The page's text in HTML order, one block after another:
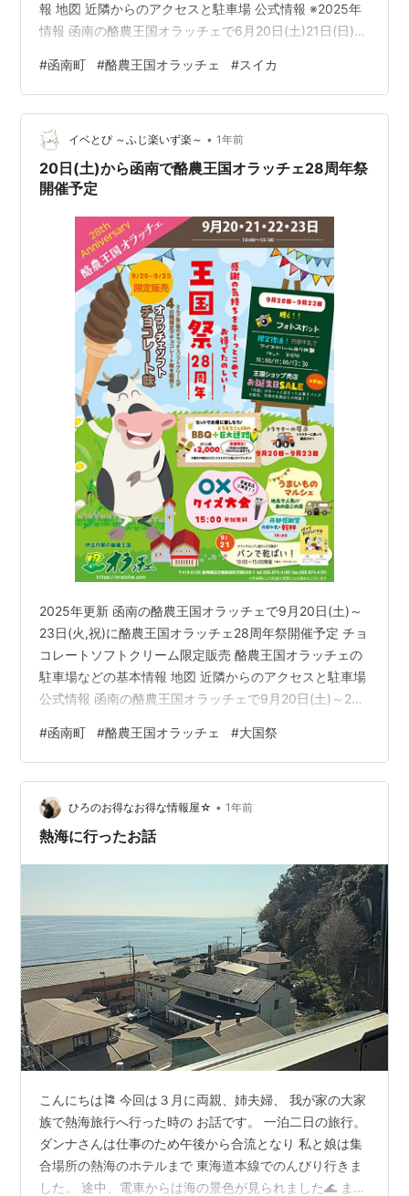
報 地図 近隣からのアクセスと駐車場 公式情報 ※2025年
情報 函南の酪農王国オラッチェで6月20日(土)21日(日)に
瓜」 オラッチェ すいか祭り2026 今年も、、、、、、、
この時期がやってきました、、、、、、、。 函南町特産
品。「かんなみすいか」イベントを開催！！！ 開催日：
2026年6月20日・21日 時間 ：10：00～15：00 まるご
とすいかの販売やカットす…
#函南町 #酪農王国オラッチェ #スイカ
イベとぴ ～ふじ楽いず楽～ • 1年前
20日(土)から函南で酪農王国オラッチェ28周年祭
開催予定
2025年更新 函南の酪農王国オラッチェで9月20日(土)～
23日(火,祝)に酪農王国オラッチェ28周年祭開催予定 チョ
コレートソフトクリーム限定販売 酪農王国オラッチェの
駐車場などの基本情報 地図 近隣からのアクセスと駐車場
公式情報 函南の酪農王国オラッチェで9月20日(土)～23
レートソフトクリーム限定販売 酪農王国オラッチェ28周
年祭 感謝の気持ちを牛（ぎゅー）っとこめて28周年王国
祭開催します！ 9月20日（土）～9月23日（祝火） 10時
～15時 28周年内容はこちら↓↓ 🍦チョコレートソフトク
リーム販売 4日間限定販売決定…
#函南町 #酪農王国オラッチェ #大国祭
ひろのお得なお得な情報屋☆ • 1年前
熱海に行ったお話
こんにちは🎏 今回は３月に両親、姉夫婦、 我が家の大家
族で熱海旅行へ行った時の お話です。 一泊二日の旅行。
ダンナさんは仕事のため午後から合流となり 私と娘は集
合場所の熱海のホテルまで 東海道本線でのんびり行きま
した。 途中、電車からは海の景色が見られました🌊 また